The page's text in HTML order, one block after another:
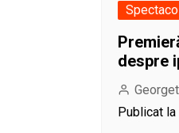
despre
Publicat